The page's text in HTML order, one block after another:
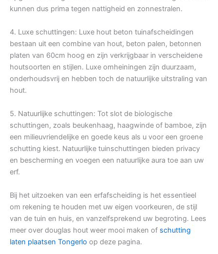
kunnen dus prima tegen nattigheid en zonnestralen.
4. Luxe schuttingen: Luxe hout beton tuinafscheidingen
bestaan uit een combine van hout, beton palen, betonnen
platen van 60cm hoog en zijn verkrijgbaar in verscheidene
houtsoorten en stijlen. Luxe omheiningen zijn duurzaam,
onderhoudsvrij en hebben toch de natuurlijke uitstraling van
hout.
5. Natuurlijke schuttingen: Tot slot de biologische
schuttingen, zoals beukenhaag, haagwinde of bamboe, zijn
een milieuvriendelijke en goede keus als u voor een groene
schutting kiest. Natuurlijke tuinschuttingen bieden privacy
en bescherming en voegen een natuurlijke aura toe aan uw
erf.
Bij het uitzoeken van een erfafscheiding is het essentieel
om rekening te houden met uw eigen voorkeuren, de stijl
van de tuin en huis, en vanzelfsprekend uw begroting. Lees
meer over douglas hout weer mooi maken of schutting
laten plaatsen Tongerlo op deze pagina.